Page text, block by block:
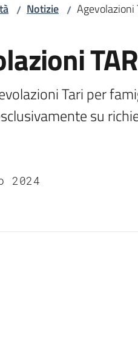
/ Notizie / Agevolazioni
Tari per
su
2024